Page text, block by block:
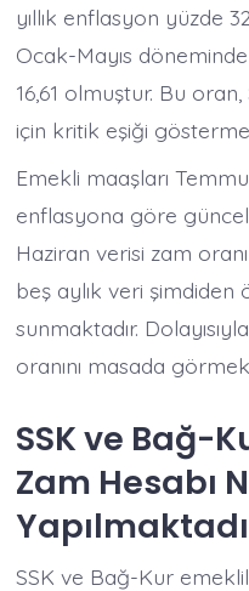
yıllık enflasyon yüzde
Ocak-Mayıs
16,61 olmuştur. Bu
için kritik eşiği
Emekli maaşları
enflasyona göre
Haziran verisi zam
beş aylık veri
sunmaktadır.
oranını masada
SSK ve Bağ-
Zam Hesabı
SSK ve Bağ-Kur